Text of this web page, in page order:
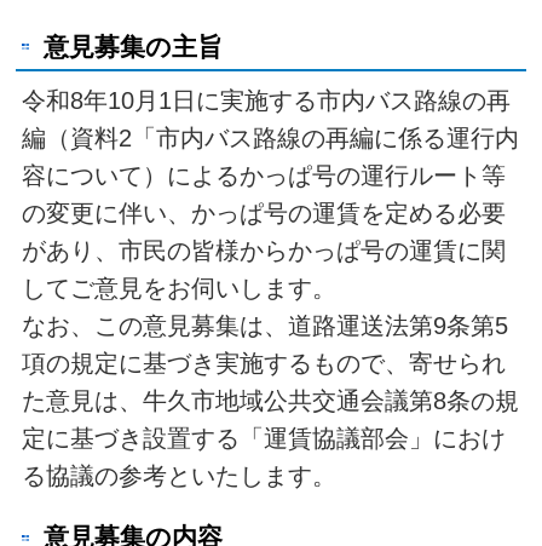
意見募集の主旨
令和8年10月1日に実施する市内バス路線の再
編（資料2「市内バス路線の再編に係る運行内
容について）によるかっぱ号の運行ルート等
の変更に伴い、かっぱ号の運賃を定める必要
があり、市民の皆様からかっぱ号の運賃に関
してご意見をお伺いします。
なお、この意見募集は、道路運送法第9条第5
項の規定に基づき実施するもので、寄せられ
た意見は、牛久市地域公共交通会議第8条の規
定に基づき設置する「運賃協議部会」におけ
る協議の参考といたします。
意見募集の内容